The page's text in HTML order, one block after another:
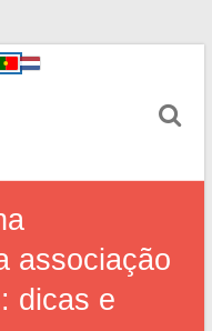
associação
dicas e